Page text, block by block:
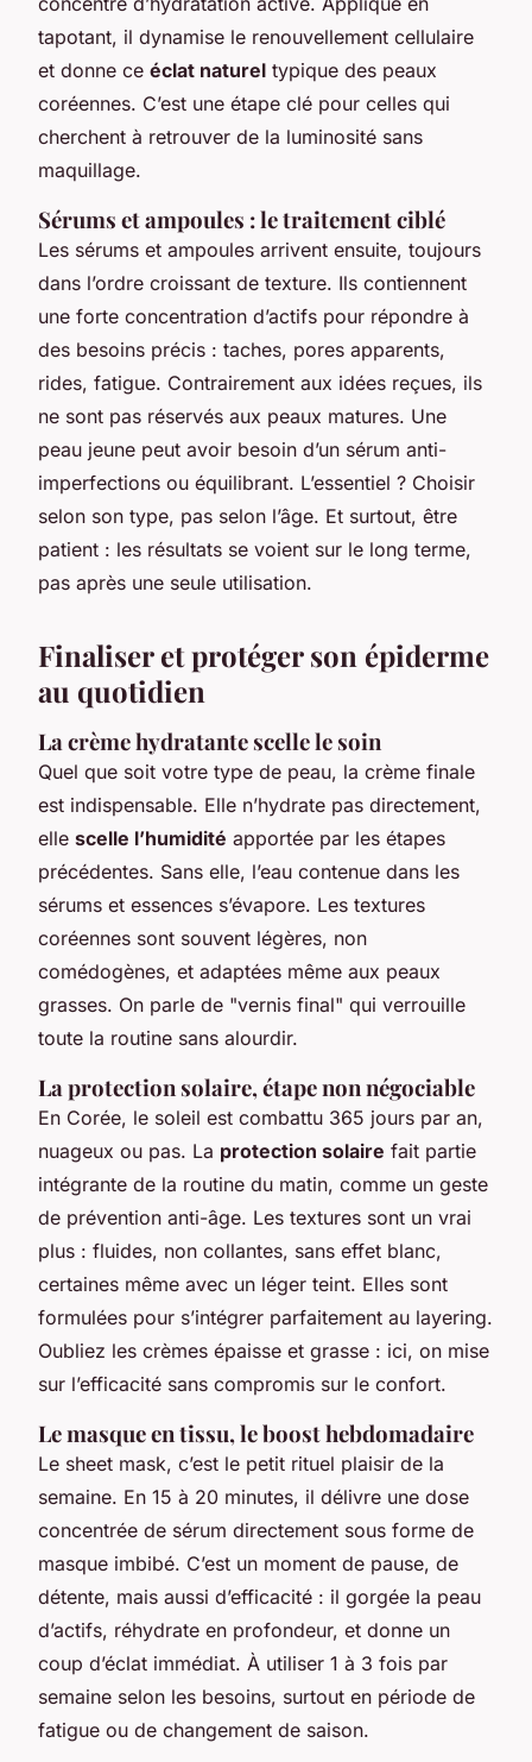
tapotant, il dynamise le renouvellement cellulaire
et donne ce éclat naturel typique des peaux
coréennes. C’est une étape clé pour celles qui
cherchent à retrouver de la luminosité sans
maquillage.
Sérums et ampoules : le traitement ciblé
Les sérums et ampoules arrivent ensuite, toujours
dans l’ordre croissant de texture. Ils contiennent
une forte concentration d’actifs pour répondre à
des besoins précis : taches, pores apparents,
rides, fatigue. Contrairement aux idées reçues, ils
ne sont pas réservés aux peaux matures. Une
peau jeune peut avoir besoin d’un sérum anti-
imperfections ou équilibrant. L’essentiel ? Choisir
selon son type, pas selon l’âge. Et surtout, être
patient : les résultats se voient sur le long terme,
pas après une seule utilisation.
Finaliser et protéger son épiderme
au quotidien
La crème hydratante scelle le soin
Quel que soit votre type de peau, la crème finale
est indispensable. Elle n’hydrate pas directement,
elle scelle l’humidité apportée par les étapes
précédentes. Sans elle, l’eau contenue dans les
sérums et essences s’évapore. Les textures
coréennes sont souvent légères, non
comédogènes, et adaptées même aux peaux
grasses. On parle de "vernis final" qui verrouille
toute la routine sans alourdir.
La protection solaire, étape non négociable
En Corée, le soleil est combattu 365 jours par an,
nuageux ou pas. La protection solaire fait partie
intégrante de la routine du matin, comme un geste
de prévention anti-âge. Les textures sont un vrai
plus : fluides, non collantes, sans effet blanc,
certaines même avec un léger teint. Elles sont
formulées pour s’intégrer parfaitement au layering.
Oubliez les crèmes épaisse et grasse : ici, on mise
sur l’efficacité sans compromis sur le confort.
Le masque en tissu, le boost hebdomadaire
Le sheet mask, c’est le petit rituel plaisir de la
semaine. En 15 à 20 minutes, il délivre une dose
concentrée de sérum directement sous forme de
masque imbibé. C’est un moment de pause, de
détente, mais aussi d’efficacité : il gorgée la peau
d’actifs, réhydrate en profondeur, et donne un
coup d’éclat immédiat. À utiliser 1 à 3 fois par
semaine selon les besoins, surtout en période de
fatigue ou de changement de saison.